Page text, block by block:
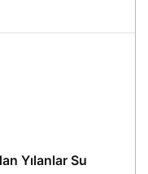
Yılanlar Su